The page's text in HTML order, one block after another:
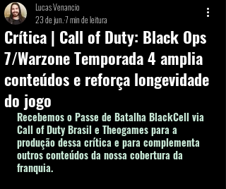
Crítica | Call of Duty: Black Ops
7/Warzone Temporada 4 amplia
conteúdos e reforça longevidade
do jogo
Lucas Venancio
23 de jun.7 min de leitura
Recebemos o Passe de Batalha BlackCell via
Call of Duty Brasil e Theogames para a
produção dessa crítica e para complementa
outros conteúdos da nossa cobertura da
franquia.